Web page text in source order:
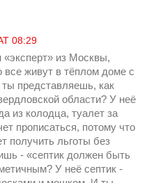
08:29
из Москвы,
все живут в тёплом доме с
ты представляешь, как
области? У неё
из колодца, туалет за
прописаться, потому что
получить льготы без
- «септик должен быть
У неё септик -